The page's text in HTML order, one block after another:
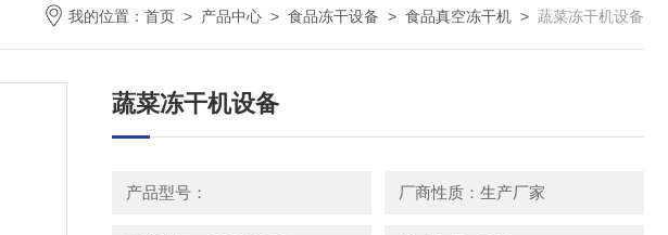
我的位置： 首页 > 产品中心 > 食品冻干设备 > 食品真空冻干机 > 蔬菜冻干机设备
蔬菜冻干机设备
产品型号： 厂商性质：生产厂家